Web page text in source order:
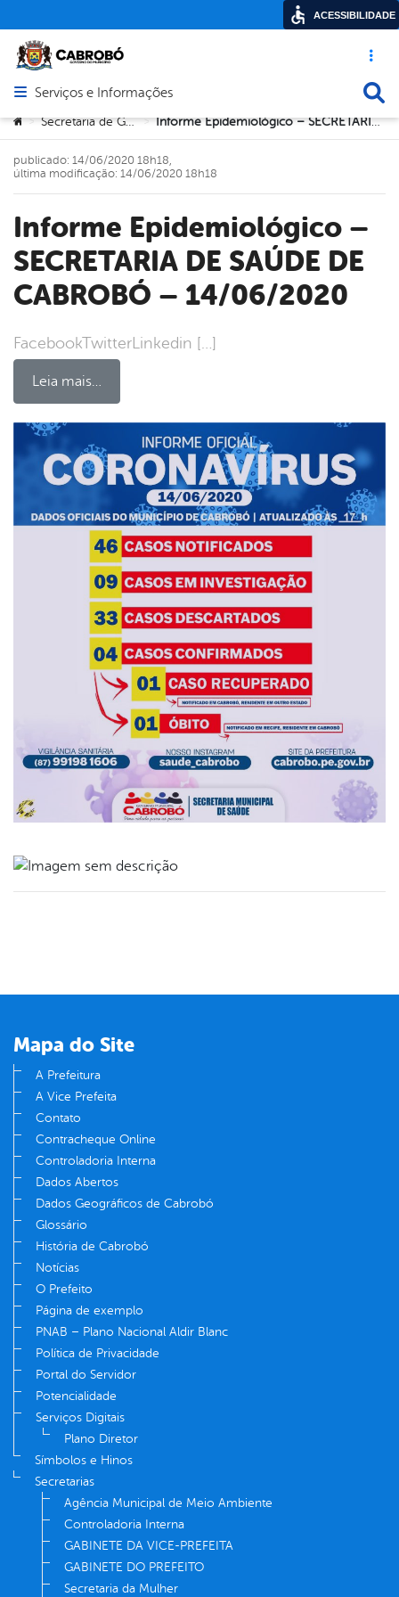
Acesso
Abrir menu principal de navegação
Serviços e Informações
Você está aqui:
> Secretaria de Governo > Informe Epidemiológico – SECRETARIA DE SAÚDE DE CABROBÓ – 14/06/2020
Informe Epidemiológico –
SECRETARIA DE SAÚDE DE
CABROBÓ – 14/06/2020
FacebookTwitterLinkedin […]
Leia mais…
publicado: 14/06/2020 18h18,
última modificação: 14/06/2020 18h18
Mapa do Site
A Prefeitura
A Vice Prefeita
Contato
Contracheque Online
Controladoria Interna
Dados Abertos
Dados Geográficos de Cabrobó
Glossário
História de Cabrobó
Notícias
O Prefeito
Página de exemplo
PNAB – Plano Nacional Aldir Blanc
Política de Privacidade
Portal do Servidor
Potencialidade
Serviços Digitais
Plano Diretor
Símbolos e Hinos
Secretarias
Agência Municipal de Meio Ambiente
Controladoria Interna
GABINETE DA VICE-PREFEITA
GABINETE DO PREFEITO
Secretaria da Mulher
ACESSIBILIDADE